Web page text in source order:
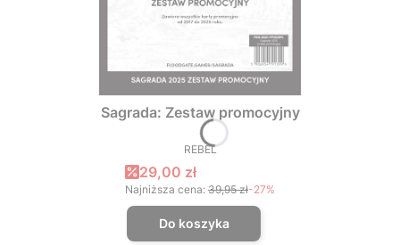
Sagrada: Zestaw promocyjny
PRODUCENT
REBEL
Cena promocyjna
29,00 zł
Najniższa cena: 39,95 zł-27%
Do koszyka